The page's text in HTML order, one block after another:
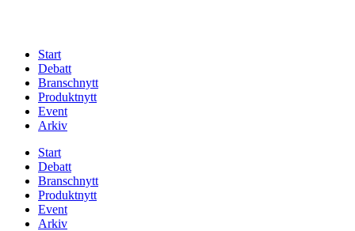
Start
Debatt
Branschnytt
Produktnytt
Event
Arkiv
Start
Debatt
Branschnytt
Produktnytt
Event
Arkiv